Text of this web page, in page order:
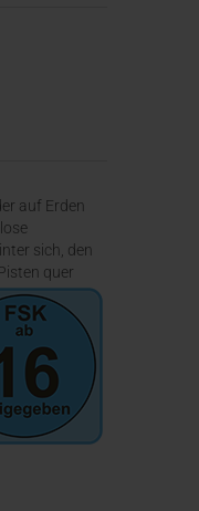
auf Erden
sich, den
quer